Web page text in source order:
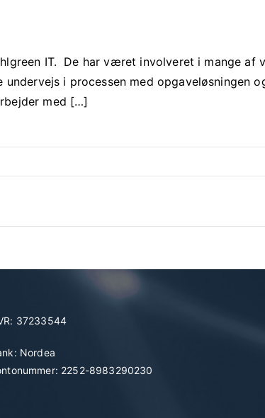
IT. De har været involveret i mange
undervejs i processen med
med […]
37233544
Nordea
2252-8983290230